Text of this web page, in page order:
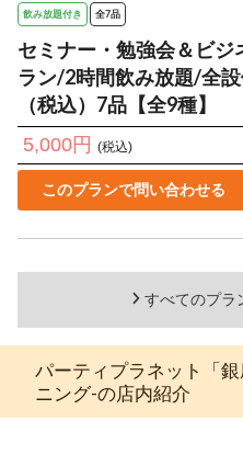
飲み放題付き 全7品
セミナー・勉強会＆ビ
ラン/2時間飲み放題/全
（税込）7品【全9種】
5,000円 (税込)
このプランで問い合わせる
すべてのプラ
パーティプラネット「
ニング-の店内紹介